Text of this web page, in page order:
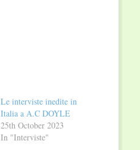
Le interviste inedite in
Italia a A.C DOYLE
25th October 2023
In "Interviste"